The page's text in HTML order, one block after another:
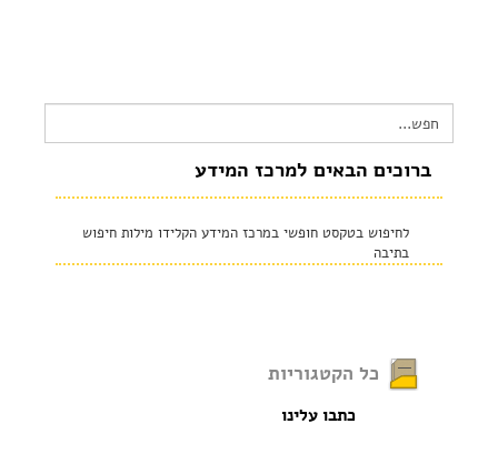
Search
for:
ברוכים הבאים למרכז המידע
לחיפוש בטקסט חופשי במרכז המידע הקלידו מילות חיפוש
בתיבה
כל הקטגוריות
כתבו עלינו